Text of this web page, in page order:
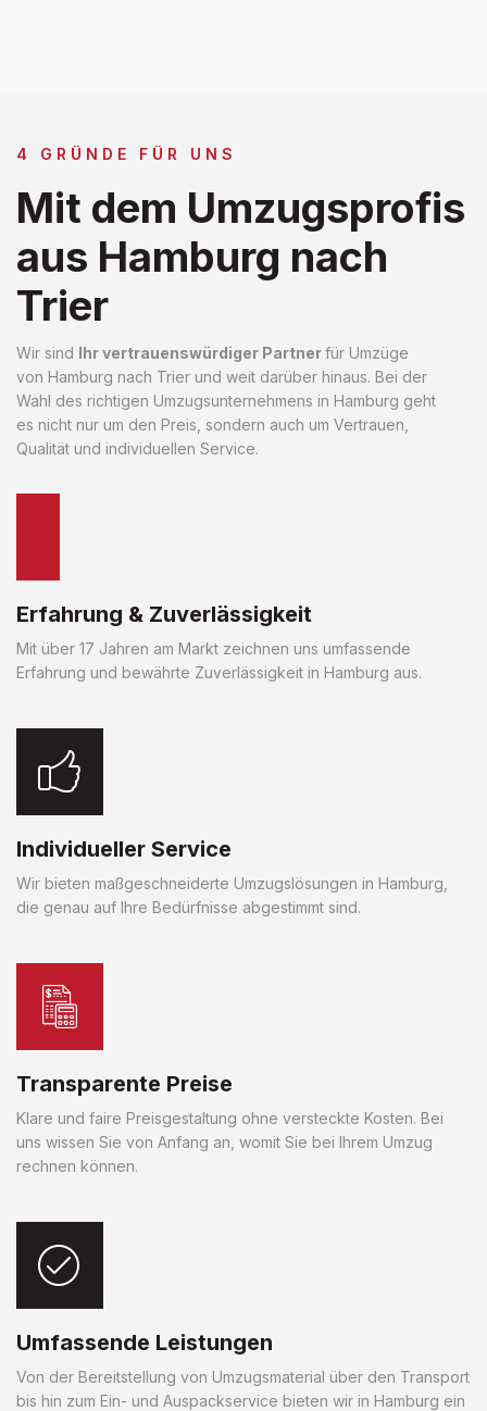
4 GRÜNDE FÜR UNS
Mit dem Umzugsprofis
aus Hamburg nach
Trier
Wir sind Ihr vertrauenswürdiger Partnerfür Umzüge
von Hamburg nach Trier und weit darüber hinaus. Bei der
Wahl des richtigen Umzugsunternehmens in Hamburg geht
es nicht nur um den Preis, sondern auch um Vertrauen,
Qualität und individuellen Service.
Erfahrung & Zuverlässigkeit
Mit über 17 Jahren am Markt zeichnen uns umfassende
Erfahrung und bewährte Zuverlässigkeit in Hamburg aus.
Individueller Service
Wir bieten maßgeschneiderte Umzugslösungen in Hamburg,
die genau auf Ihre Bedürfnisse abgestimmt sind.
Transparente Preise
Klare und faire Preisgestaltung ohne versteckte Kosten. Bei
uns wissen Sie von Anfang an, womit Sie bei Ihrem Umzug
rechnen können.
Umfassende Leistungen
Von der Bereitstellung von Umzugsmaterial über den Transport
bis hin zum Ein- und Auspackservice bieten wir in Hamburg ein